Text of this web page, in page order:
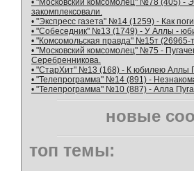
закомплексовали.
• "Экспресс газета" №14 (1259) - Как
• "Собеседник" №13 (1749) - У Аллы -
• "Комсомольская правда" №15т
• "Московский комсомолец" №75 -
Серебренникова.
• "СтарХит" №13 (168) - К юбилею Аллы
• "Телепрограмма" №14 (891) -
• "Телепрограмма" №10 (887) - Алла
новые
топ темы: